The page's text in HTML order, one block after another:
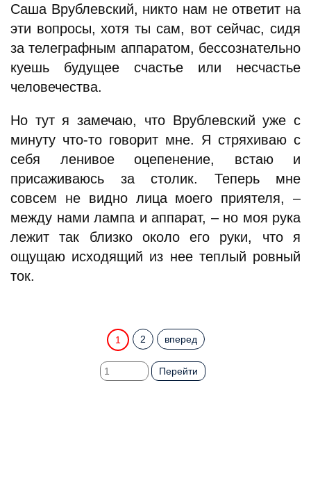
Саша Врублевский, никто нам не ответит на
эти вопросы, хотя ты сам, вот сейчас, сидя
за телеграфным аппаратом, бессознательно
куешь будущее счастье или несчастье
человечества.
Но тут я замечаю, что Врублевский уже с
минуту что-то говорит мне. Я стряхиваю с
себя ленивое оцепенение, встаю и
присаживаюсь за столик. Теперь мне
совсем не видно лица моего приятеля, –
между нами лампа и аппарат, – но моя рука
лежит так близко около его руки, что я
ощущаю исходящий из нее теплый ровный
ток.
1 2 вперед
Перейти